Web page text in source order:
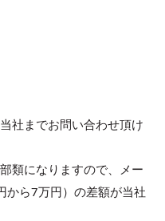
社までお問い合わせ頂け
類になりますので、メー
から7万円）の差額が当社